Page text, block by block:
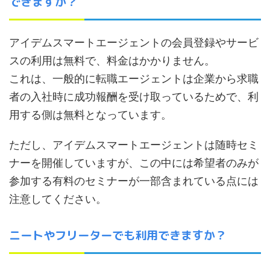
アイデムスマートエージェントの会員登録やサービ
スの利用は無料で、料金はかかりません。
これは、一般的に転職エージェントは企業から求職
者の入社時に成功報酬を受け取っているためで、利
用する側は無料となっています。
ただし、アイデムスマートエージェントは随時セミ
ナーを開催していますが、この中には希望者のみが
参加する有料のセミナーが一部含まれている点には
注意してください。
ニートやフリーターでも利用できますか？